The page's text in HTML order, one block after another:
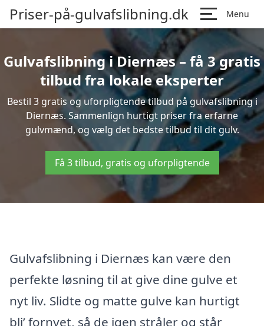
Priser-på-gulvafslibning.dk Menu
Gulvafslibning i Diernæs – få 3 gratis
tilbud fra lokale eksperter
Bestil 3 gratis og uforpligtende tilbud på gulvafslibning i
Diernæs. Sammenlign hurtigt priser fra erfarne
gulvmænd, og vælg det bedste tilbud til dit gulv.
Få 3 tilbud, gratis og uforpligtende
Gulvafslibning i Diernæs kan være den
perfekte løsning til at give dine gulve et
nyt liv. Slidte og matte gulve kan hurtigt
bli’ fornyet, så de igen stråler og står